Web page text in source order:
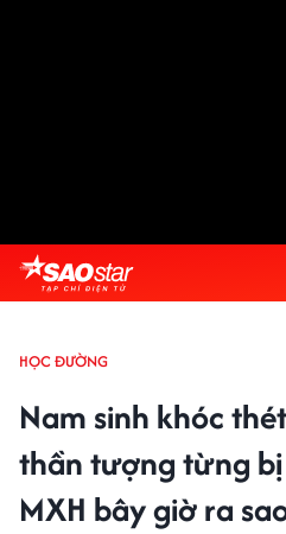
HỌC ĐƯỜNG
Nam sinh khóc
thần tượng từng
MXH bây giờ ra